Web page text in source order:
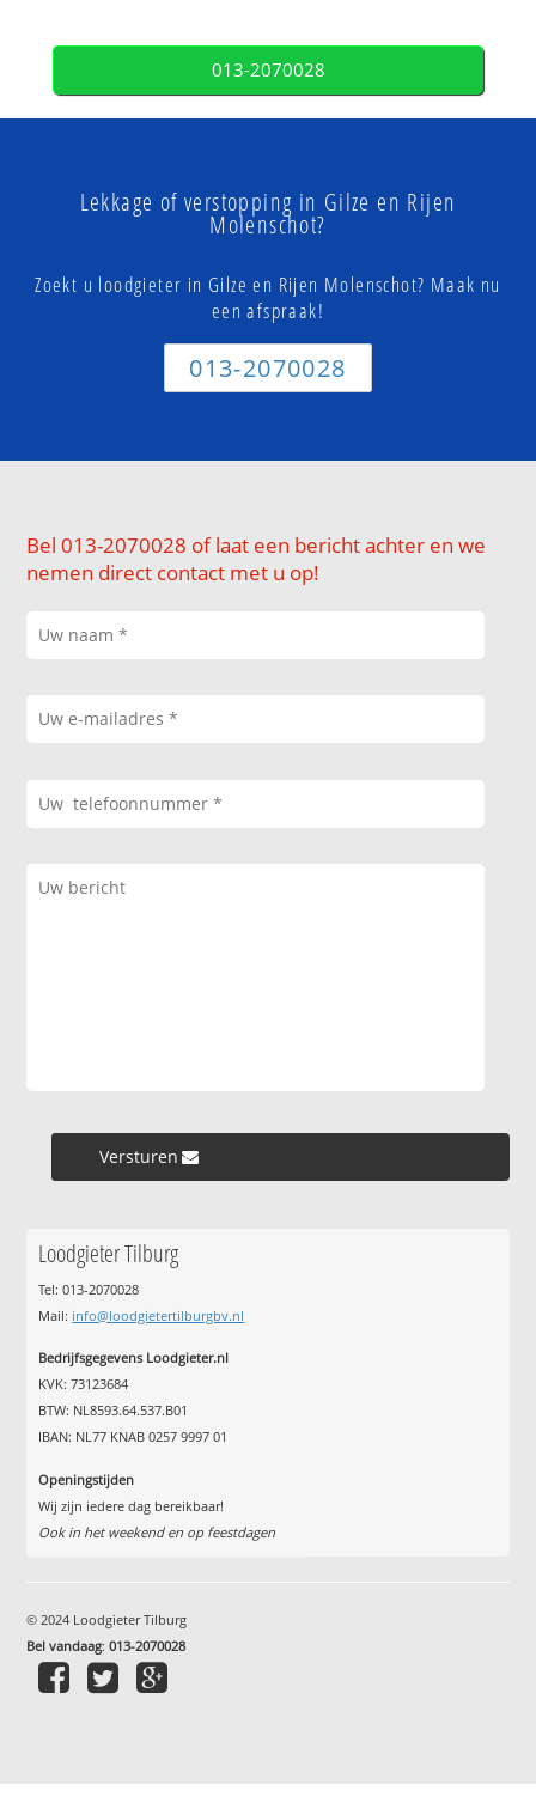
013-2070028
Lekkage of verstopping in Gilze en Rijen
Molenschot?
Zoekt u loodgieter in Gilze en Rijen Molenschot? Maak nu
een afspraak!
013-2070028
Bel 013-2070028 of laat een bericht achter en we
nemen direct contact met u op!
Versturen »
Loodgieter Tilburg
Tel: 013-2070028
Mail: info@loodgietertilburgbv.nl
Bedrijfsgegevens Loodgieter.nl
KVK: 73123684
BTW: NL8593.64.537.B01
IBAN: NL77 KNAB 0257 9997 01
Openingstijden
Wij zijn iedere dag bereikbaar!
Ook in het weekend en op feestdagen
© 2024 Loodgieter Tilburg
Bel vandaag:013-2070028